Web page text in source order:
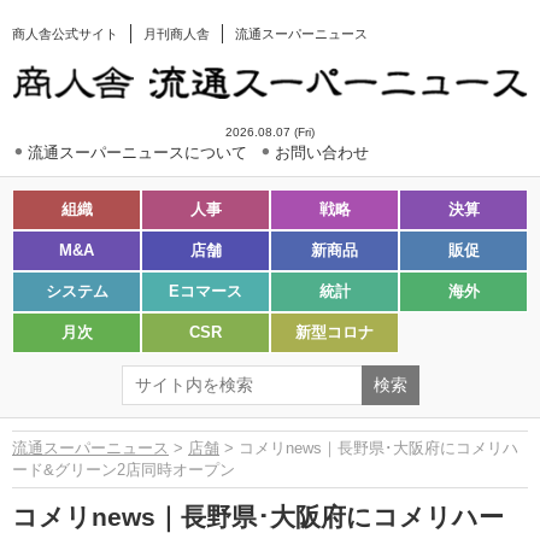
商人舎公式サイト 月刊商人舎 流通スーパーニュース
2026.08.07 (Fri)
流通スーパーニュースについて お問い合わせ
組織 人事 戦略 決算
M&A 店舗 新商品 販促
システム Eコマース 統計 海外
月次 CSR 新型コロナ
流通スーパーニュース > 店舗 > コメリnews｜長野県･大阪府にコメリハ
ード&グリーン2店同時オープン
コメリnews｜長野県･大阪府にコメリハー